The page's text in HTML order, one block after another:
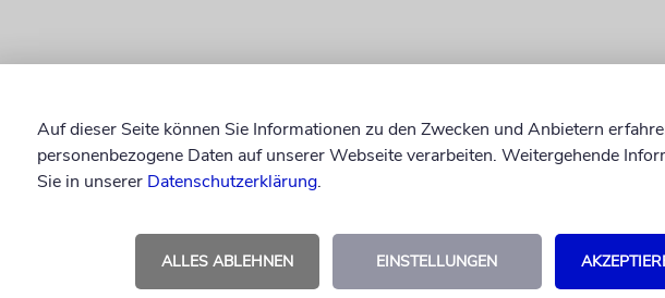
Im Februar 2022 gründete Kara-Mursa gemeinsam mit
in Moskau festgenommen und im Eilverfahren zu 15 Tagen
Später stufte ihn der Kreml als ausländischen Agenten ein.
Auf dieser Seite können Sie Informationen zu den Zwecken und Anbietern
personenbezogene Daten auf unserer Webseite verarbeiten. Weitergehende
Sie in unserer Datenschutzerklärung.
ALLES ABLEHNEN EINSTELLUNGEN